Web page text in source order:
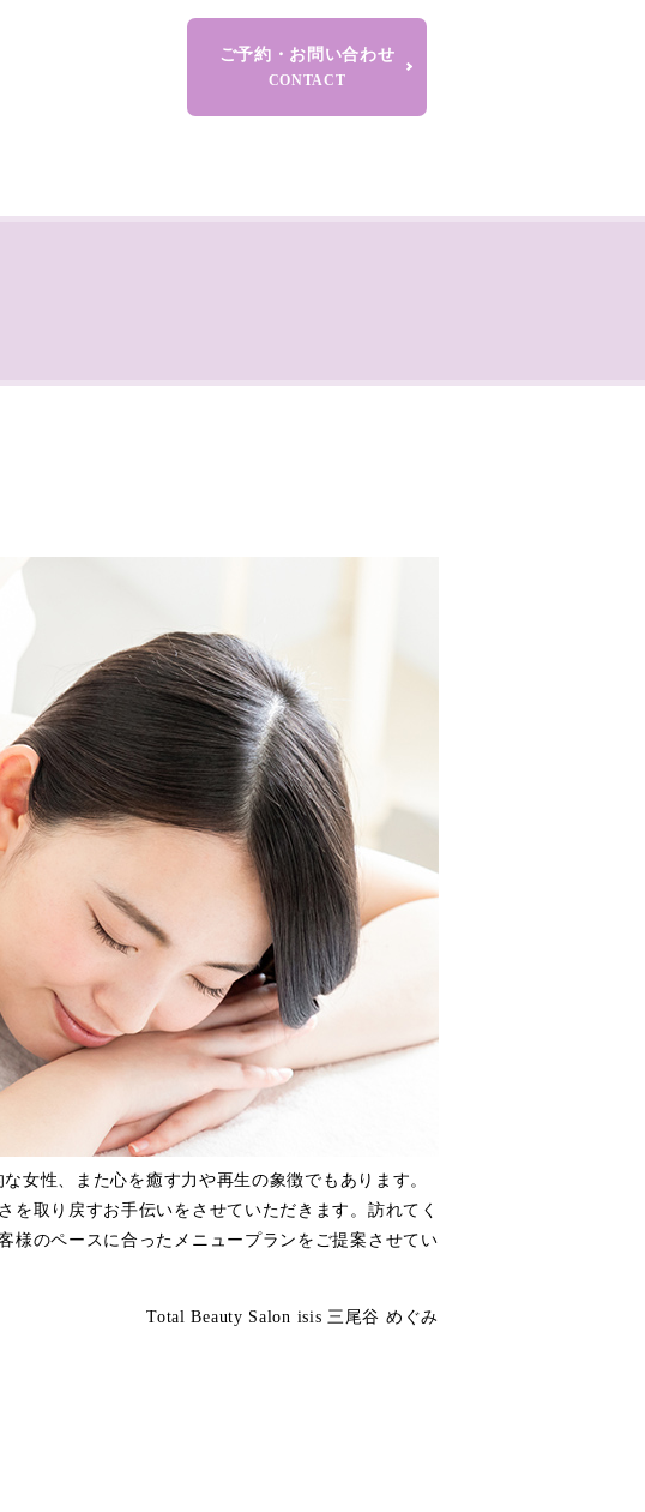
ご予約・お問い合わせ
CONTACT
女性、また心を癒す力や再生の象徴でもあります。
取り戻すお手伝いをさせていただきます。訪れてく
様のペースに合ったメニュープランをご提案させてい
Total Beauty Salon isis 三尾谷 めぐみ